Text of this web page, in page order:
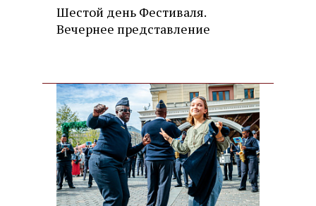
Шестой день Фестиваля.
Вечернее представление